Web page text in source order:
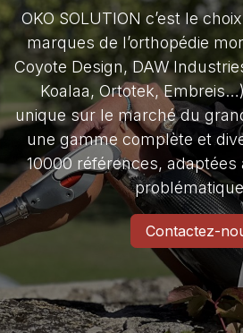
OKO SOLUTION c’est le
marques de l’orthopédie
Coyote Design, DAW
Koalaa, Ortotek,
unique sur le marché du
une gamme complète et
10000 références,
Contactez-